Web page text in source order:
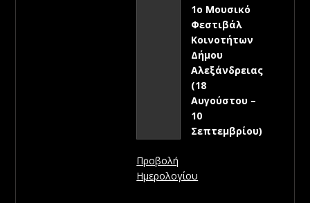
1ο Μουσικό
Φεστιβάλ
Κοινοτήτων
Δήμου
Αλεξάνδρειας
(18
Αυγούστου –
10
Σεπτεμβρίου)